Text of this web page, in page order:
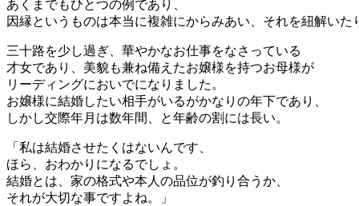
あくまでもひとつの例であり、
因縁というものは本当に複雑にからみあい、それを紐解い
三十路を少し過ぎ、華やかなお仕事をなさっている
才女であり、美貌も兼ね備えたお嬢様を持つお母様が
リーディングにおいでになりました。
お嬢様に結婚したい相手がいるがかなりの年下であり、
しかし交際年月は数年間、と年齢の割には長い。
「私は結婚させたくはないんです、
ほら、おわかりになるでしょ。
結婚とは、家の格式や本人の品位が釣り合うか、
それが大切な事ですよね。」